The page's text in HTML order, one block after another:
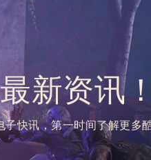
新资讯！
子快讯，第一时间了解更多